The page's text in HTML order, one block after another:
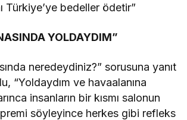
Türkiye’ye bedeller ödetir”
YOLDAYDIM”
neredeydiniz?” sorusuna yanıt
“Yoldaydım ve havaalanına
insanların bir kısmı salonun
söyleyince herkes gibi refleks